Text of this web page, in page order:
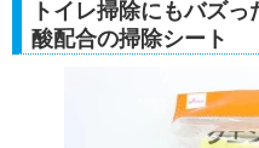
トイレ掃除にもバズ
酸配合の掃除シート